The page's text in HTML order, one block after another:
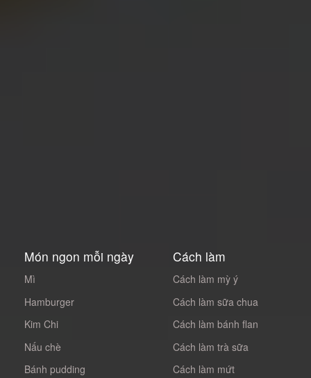
Món ngon mỗi ngày
Mì
Hamburger
Kim Chi
Nấu chè
Bánh pudding
Cách làm
Cách làm mỳ ý
Cách làm sữa chua
Cách làm bánh flan
Cách làm trà sữa
Cách làm mứt